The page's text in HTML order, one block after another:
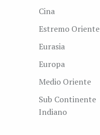
Cina
Estremo Oriente
Eurasia
Europa
Medio Oriente
Sub Continente
Indiano